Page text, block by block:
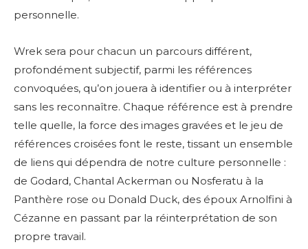
personnelle.
Wrek sera pour chacun un parcours différent,
profondément subjectif, parmi les références
convoquées, qu’on jouera à identifier ou à interpréter
sans les reconnaître. Chaque référence est à prendre
telle quelle, la force des images gravées et le jeu de
références croisées font le reste, tissant un ensemble
de liens qui dépendra de notre culture personnelle :
de Godard, Chantal Ackerman ou Nosferatu à la
Panthère rose ou Donald Duck, des époux Arnolfini à
Cézanne en passant par la réinterprétation de son
propre travail.